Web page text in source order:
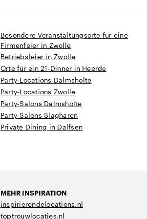
Besondere Veranstaltungsorte für eine
Firmenfeier in Zwolle
Betriebsfeier in Zwolle
Orte für ein 21-Dinner in Heerde
Party-Locations Dalmsholte
Party-Locations Zwolle
Party-Salons Dalmsholte
Party-Salons Slagharen
Private Dining in Dalfsen
MEHR INSPIRATION
inspirierendelocations.nl
toptrouwlocaties.nl